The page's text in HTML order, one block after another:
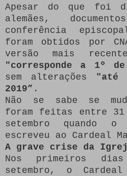
Apesar do que foi
alemães,
conferência
foram obtidos por
versão mais
"corresponde a 1º
sem alterações "até
2019” .
Não se sabe se
foram feitas entre
setembro quando
escreveu ao Cardeal
A grave crise da
Nos primeiros
setembro, o